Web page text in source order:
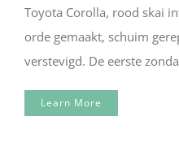
Toyota Corolla, rood skai
orde gemaakt, schuim
verstevigd. De eerste
Learn More